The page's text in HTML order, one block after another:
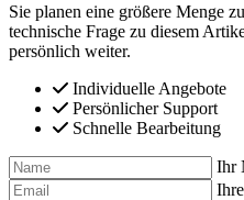
Sie planen eine größere Menge
technische Frage zu diesem
persönlich weiter.
Individuelle Angebote
Persönlicher Support
Schnelle Bearbeitung
Ihr